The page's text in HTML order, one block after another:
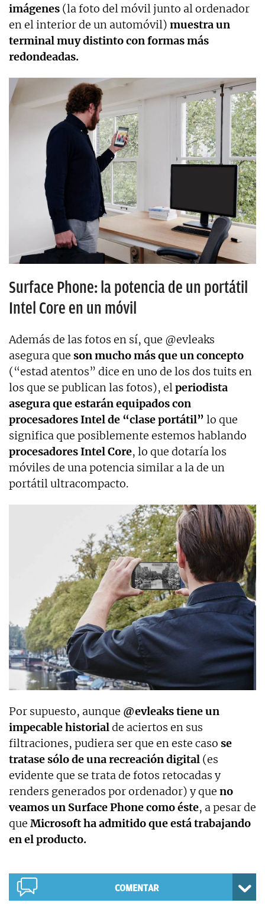
imágenes (la foto del móvil junto al ordenador
en el interior de un automóvil) muestra un
terminal muy distinto con formas más
redondeadas.
Surface Phone: la potencia de un portátil
Intel Core en un móvil
Además de las fotos en sí, que @evleaks
asegura que son mucho más que un concepto
(“estad atentos” dice en uno de los dos tuits en
los que se publican las fotos), elperiodista
asegura que estarán equipados con
procesadores Intel de “clase portátil” lo que
significa que posiblemente estemos hablando
procesadores Intel Core, lo que dotaría los
móviles de una potencia similar a la de un
portátil ultracompacto.
Por supuesto, aunque @evleaks tiene un
impecable historialde aciertos en sus
filtraciones, pudiera ser que en este caso se
tratase sólo de una recreación digital (es
evidente que se trata de fotos retocadas y
renders generados por ordenador) y que no
veamos un Surface Phone como éste, a pesar de
que Microsoft ha admitido que está trabajando
en el producto.
COMENTAR